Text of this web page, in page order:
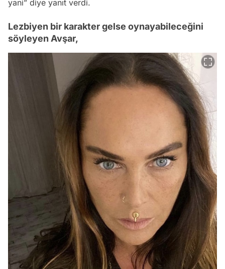
yani” diye yanıt verdi.
Lezbiyen bir karakter gelse oynayabileceğini
söyleyen Avşar,